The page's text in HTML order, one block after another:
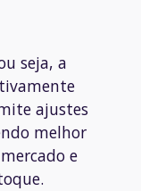
seja, a
ajustes
melhor
e